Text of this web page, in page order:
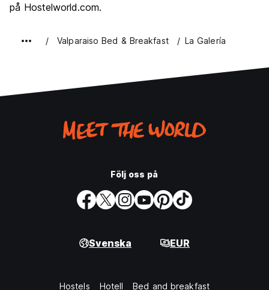
på Hostelworld.com.
Valparaiso Bed & Breakfast La Galería
Följ oss på
Svenska EUR
Hostels Hotell Bed and breakfast